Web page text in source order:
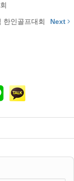
한인골프대회 Next